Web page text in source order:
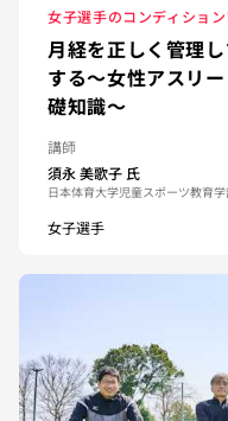
女子選手のコンディショ
月経を正しく管理
する〜女性アスリ
礎知識〜
講師
須永 美歌子 氏
日本体育大学児童スポーツ教育学
女子選手